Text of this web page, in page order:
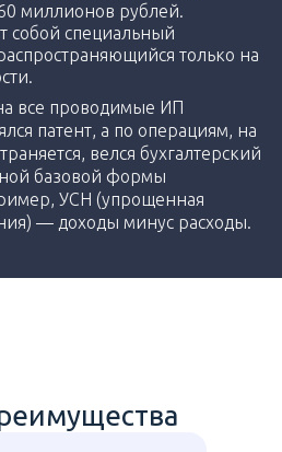
60 миллионов рублей.
собой специальный
только на
все проводимые ИП
патент, а по операциям, на
велся бухгалтерский
базовой формы
УСН (упрощенная
— доходы минус расходы.